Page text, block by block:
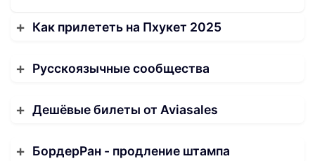
Как прилететь на Пхукет 2025
Русскоязычные сообщества
Дешёвые билеты от Aviasales
БордерРан - продление штампа